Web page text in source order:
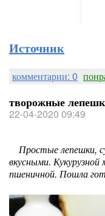
Источник
комментарии: 0
творожные
22-04-2020 09:49
Простые лепешки,
вкусными.
пшеничной. Пошла